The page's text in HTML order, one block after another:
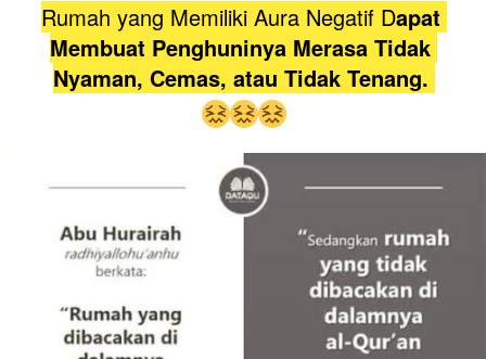
Rumah yang Memiliki Aura Negatif Dapat
Membuat Penghuninya Merasa Tidak
Nyaman, Cemas, atau Tidak Tenang.